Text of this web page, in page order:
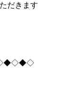
だきます